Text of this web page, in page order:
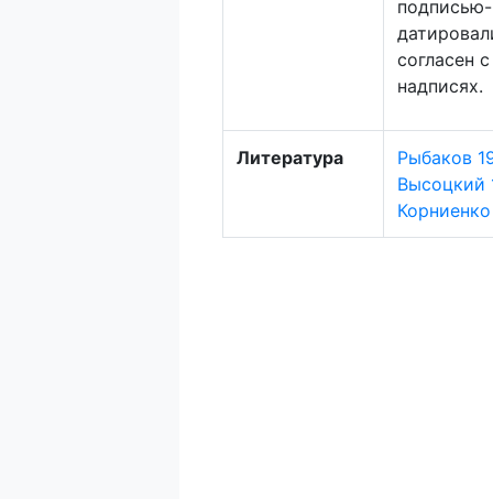
согласен
надписях.
Литература
Рыбаков
Высоцкий